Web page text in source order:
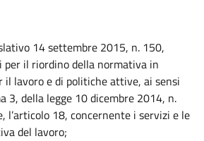
14 settembre 2015, n. 150,
per il riordino della normativa in
il lavoro e di politiche attive, ai sensi
3, della legge 10 dicembre 2014, n.
l’articolo 18, concernente i servizi e le
del lavoro;